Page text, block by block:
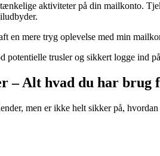
aktiviteter på din mailkonto.
en mere tryg oplevelse med min
potentielle trusler og sikkert logge ind
– Alt hvad du har brug
men er ikke helt sikker på,